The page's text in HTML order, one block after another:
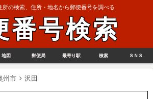
所の検索、住所・地名から郵便番号を調べる
番号検索
地図 郵便局 最寄り駅 検索 ＳＮＳ
州市 沢田